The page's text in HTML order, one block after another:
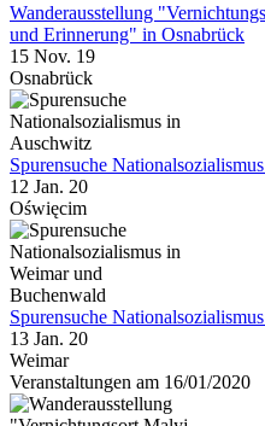
Wanderausstellung
und Erinnerung" in Osnabrück
15 Nov. 19
Osnabrück
Spurensuche
12 Jan. 20
Oświęcim
Spurensuche
13 Jan. 20
Weimar
Veranstaltungen am 16/01/2020